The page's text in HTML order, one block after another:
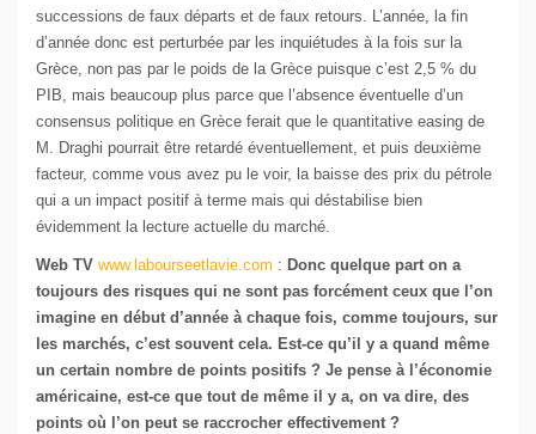
successions de faux départs et de faux retours. L’année, la fin
d’année donc est perturbée par les inquiétudes à la fois sur la
Grèce, non pas par le poids de la Grèce puisque c’est 2,5 % du
PIB, mais beaucoup plus parce que l’absence éventuelle d’un
consensus politique en Grèce ferait que le quantitative easing de
M. Draghi pourrait être retardé éventuellement, et puis deuxième
facteur, comme vous avez pu le voir, la baisse des prix du pétrole
qui a un impact positif à terme mais qui déstabilise bien
évidemment la lecture actuelle du marché.
Web TV www.labourseetlavie.com : Donc quelque part on a
toujours des risques qui ne sont pas forcément ceux que l’on
imagine en début d’année à chaque fois, comme toujours, sur
les marchés, c’est souvent cela. Est-ce qu’il y a quand même
un certain nombre de points positifs ? Je pense à l’économie
américaine, est-ce que tout de même il y a, on va dire, des
points où l’on peut se raccrocher effectivement ?